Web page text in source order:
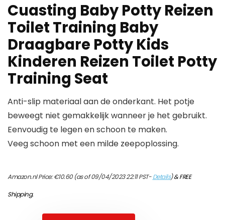
Cuasting Baby Potty Reizen
Toilet Training Baby
Draagbare Potty Kids
Kinderen Reizen Toilet Potty
Training Seat
Anti-slip materiaal aan de onderkant. Het potje
beweegt niet gemakkelijk wanneer je het gebruikt.
Eenvoudig te legen en schoon te maken.
Veeg schoon met een milde zeepoplossing.
Amazon.nl Price:€10.60(as of 09/04/2023 22:11 PST-Details)&FREE
Shipping.